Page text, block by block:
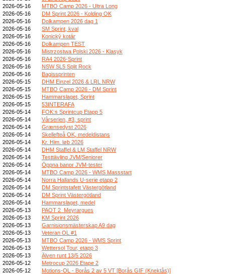
2026-05-16
MTBO Camp 2026 - Ultra Long
2026-05-16
DM Sprint 2026 - Kolding OK
2026-05-16
Dolkampen 2026 dag 1
2026-05-16
SM Sprint, kval
2026-05-16
Konický kotár
2026-05-16
Dolkampen TEST
2026-05-16
Mistrzostwa Polski 2026 - Klasyk
2026-05-16
RA4 2026-Sprint
2026-05-16
NSW SL5 Split Rock
2026-05-16
Bagissprinten
2026-05-15
DHM Einzel 2026 & LRL NRW
2026-05-15
MTBO Camp 2026 - DM Sprint
2026-05-15
Hammarslaget, Sprint
2026-05-15
53INTERAFA
2026-05-14
FOK:s Sprintcup Etapp 5
2026-05-14
Vårserien, #3, sprint
2026-05-14
Grænsedyst 2026
2026-05-14
Skellefteå OK, medeldistans
2026-05-14
Kr. Him. løb 2026
2026-05-14
DHM Staffel & LM Staffel NRW
2026-05-14
Testtävling JVM/Seniorer
2026-05-14
Öppna banor JVM-tester
2026-05-14
MTBO Camp 2026 - WMS Massstart
2026-05-14
Norra Hallands U-serie etapp 2
2026-05-14
DM Sprintstafett Västergötland
2026-05-14
DM Sprint Västergötland
2026-05-14
Hammarslaget, medel
2026-05-13
PAOT 2_Meyrargues
2026-05-13
KM Sprint 2026
2026-05-13
Garnisionsmästerskap A9 dag
2026-05-13
Veteran OL #1
2026-05-13
MTBO Camp 2026 - WMS Sprint
2026-05-13
Wettersol Tour, etapp 3
2026-05-13
Älven runt 13/5 2026
2026-05-12
Metrocup 2026 Etape 2
2026-05-12
Motions-OL - Borås 2 av 5 VT [Borås GIF (Knektås)]